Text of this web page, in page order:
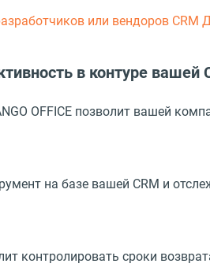
или вендоров СRM
в контуре вашей
OFFICE позволит вашей
на базе вашей CRM и
контролировать сроки